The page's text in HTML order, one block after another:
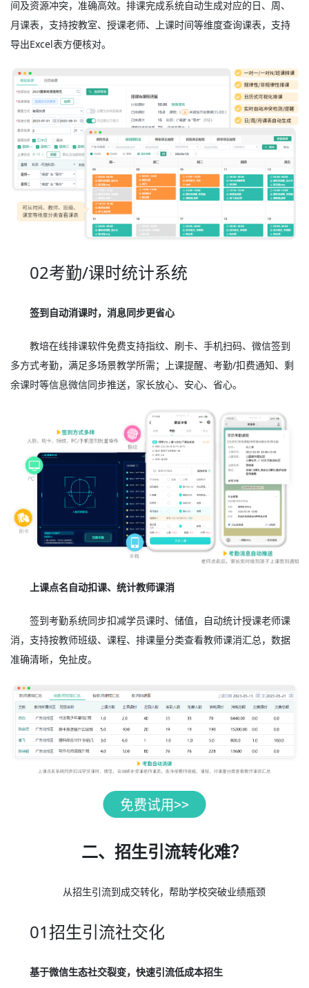
间及资源冲突，准确高效。排课完成系统自动生成对应的日、周、
月课表，支持按教室、授课老师、上课时间等维度查询课表，支持
导出Excel表方便核对。
02考勤/课时统计系统
签到自动消课时，消息同步更省心
教培在线排课软件免费支持指纹、刷卡、手机扫码、微信签到
多方式考勤，满足多场景教学所需；上课提醒、考勤/扣费通知、剩
余课时等信息微信同步推送，家长放心、安心、省心。
上课点名自动扣课、统计教师课消
签到考勤系统同步扣减学员课时、储值，自动统计授课老师课
消，支持按教师班级、课程、排课量分类查看教师课消汇总，数据
准确清晰，免扯皮。
二、招生引流转化难？
从招生引流到成交转化，帮助学校突破业绩瓶颈
01招生引流社交化
基于微信生态社交裂变，快速引流低成本招生